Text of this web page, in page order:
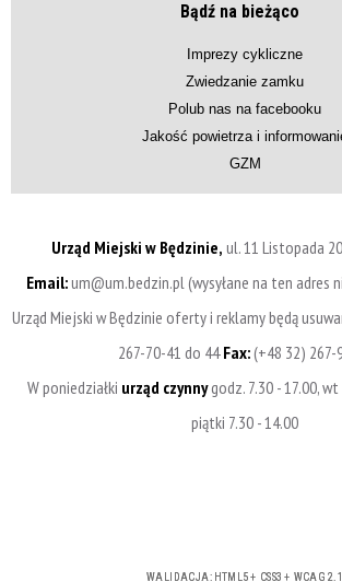
Bądź na bieżąco
Imprezy cykliczne
Zwiedzanie zamku
Polub nas na facebooku
Jakość powietrza i
GZM
Urząd Miejski w Będzinie, ul. 11 Listopada
Email:um@um.bedzin.pl (wysyłane na ten adres
Urząd Miejski w Będzinie oferty i reklamy będą
267-70-41 do 44Fax:(+48 32) 267-
W poniedziałki urząd czynnygodz. 7.30 - 17.00,
piątki 7.30 - 14.00
WALIDACJA: HTML5+ CSS3 + WCAG 2.1